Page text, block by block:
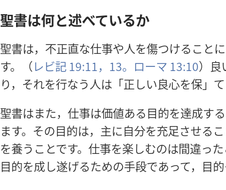
聖書は何と述べているか
聖書は，不正直な仕事や人を傷つけること
す。（レビ記 19:11， 13。 ローマ 13:10）良
り，それを行なう人は「正しい良心を保」
聖書はまた，仕事は価値ある目的を達成す
ます。その目的は，主に自分を充足させる
を養うことです。仕事を楽しむのは間違っ
目的を成し遂げるための手段であって，目